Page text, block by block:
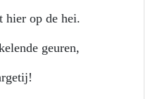
hier op de hei.
geuren,